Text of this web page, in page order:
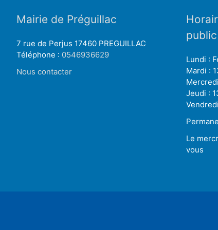
Mairie de Préguillac
7 rue de Perjus 17460 PREGUILLAC
Téléphone : 0546936629
Nous contacter
Lundi :
Mardi :
Jeudi :
Le
vous